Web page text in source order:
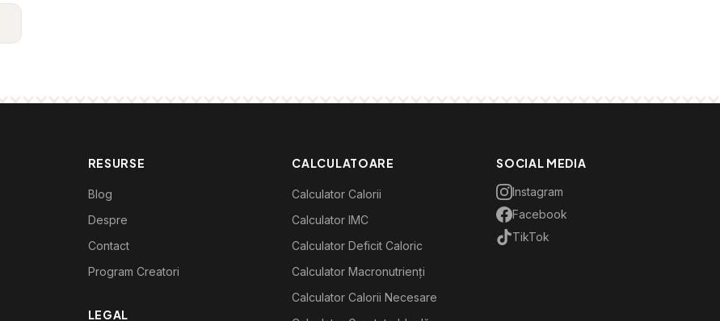
RESURSE
Blog
Despre
Contact
Program Creatori
LEGAL
CALCULATOARE
Calculator Calorii
Calculator IMC
Calculator Deficit Caloric
Calculator Macronutrienți
Calculator Calorii Necesare
SOCIAL MEDIA
Instagram
Facebook
TikTok